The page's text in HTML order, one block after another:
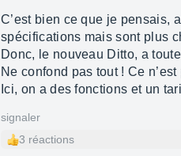
C’est bien ce que je pensais,
spécifications mais sont plus
Donc, le nouveau Ditto, a
Ne confond pas tout ! Ce
Ici, on a des fonctions et un
signaler
3 réactions